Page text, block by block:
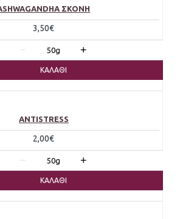
ΣΚΌΝΗ
3,50€
− 50g +
ΚΑΛΆΘΙ
ANTISTRESS
2,00€
− 50g +
ΚΑΛΆΘΙ